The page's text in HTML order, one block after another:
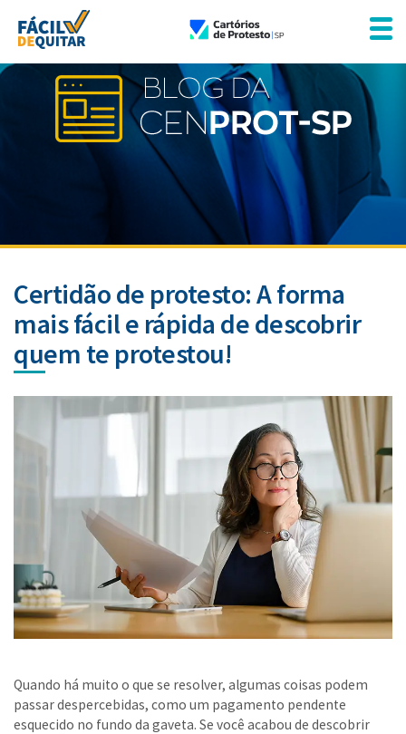
Certidão de protesto: A forma
mais fácil e rápida de descobrir
quem te protestou!
Quando há muito o que se resolver, algumas coisas podem
passar despercebidas, como um pagamento pendente
esquecido no fundo da gaveta. Se você acabou de descobrir